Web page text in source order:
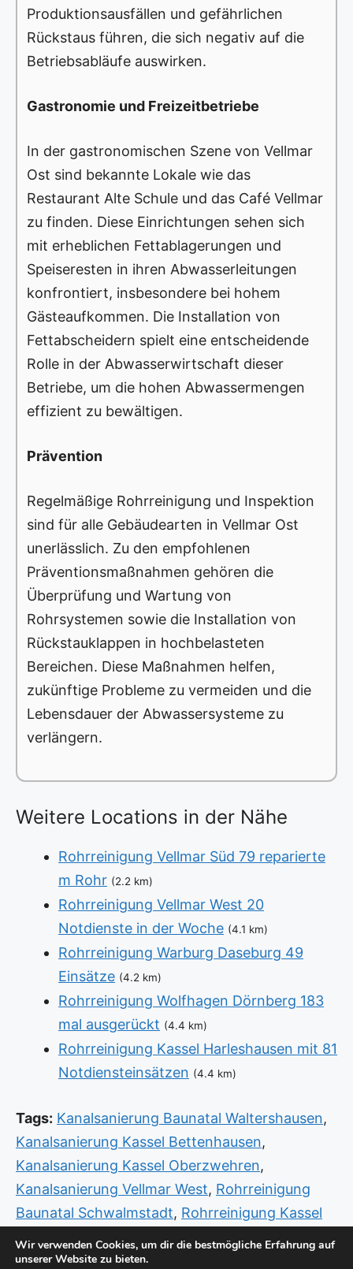
Produktionsausfällen und gefährlichen
Rückstaus führen, die sich negativ auf die
Betriebsabläufe auswirken.
Gastronomie und Freizeitbetriebe
In der gastronomischen Szene von Vellmar
Ost sind bekannte Lokale wie das
Restaurant Alte Schule und das Café Vellmar
zu finden. Diese Einrichtungen sehen sich
mit erheblichen Fettablagerungen und
Speiseresten in ihren Abwasserleitungen
konfrontiert, insbesondere bei hohem
Gästeaufkommen. Die Installation von
Fettabscheidern spielt eine entscheidende
Rolle in der Abwasserwirtschaft dieser
Betriebe, um die hohen Abwassermengen
effizient zu bewältigen.
Prävention
Regelmäßige Rohrreinigung und Inspektion
sind für alle Gebäudearten in Vellmar Ost
unerlässlich. Zu den empfohlenen
Präventionsmaßnahmen gehören die
Überprüfung und Wartung von
Rohrsystemen sowie die Installation von
Rückstauklappen in hochbelasteten
Bereichen. Diese Maßnahmen helfen,
zukünftige Probleme zu vermeiden und die
Lebensdauer der Abwassersysteme zu
verlängern.
Weitere Locations in der Nähe
Rohrreinigung Vellmar Süd 79 reparierte
m Rohr (2.2 km)
Rohrreinigung Vellmar West 20
Notdienste in der Woche (4.1 km)
Rohrreinigung Warburg Daseburg 49
Einsätze (4.2 km)
Rohrreinigung Wolfhagen Dörnberg 183
mal ausgerückt (4.4 km)
Rohrreinigung Kassel Harleshausen mit 81
Notdiensteinsätzen (4.4 km)
Tags: Kanalsanierung Baunatal Waltershausen,
Kanalsanierung Kassel Bettenhausen,
Kanalsanierung Kassel Oberzwehren,
Kanalsanierung Vellmar West, Rohrreinigung
Baunatal Schwalmstadt, Rohrreinigung Kassel
Mitte
Rohrreinigung Kassel Unterneustadt
Rohrreinigung Witzenhausen Hessisch
Wir verwenden Cookies, um dir die bestmögliche Erfahrung auf
unserer Website zu bieten.